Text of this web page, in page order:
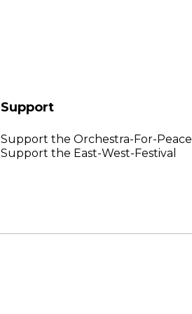
Support
Support the Orchestra-For-Peace
Support the East-West-Festival